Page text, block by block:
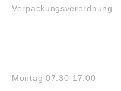
Verpackungsverordnung
Montag 07:30-17:00